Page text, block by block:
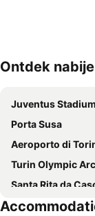
Kaart uitvouwen
Ontdek
Juventus Stadium
Porta Susa
Aeroporto di
Turin Olympic
Santa Rita da
Lago di Viverone